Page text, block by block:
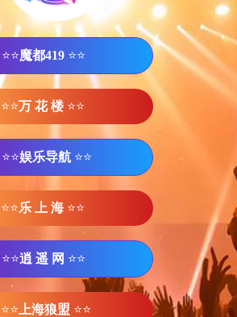
⭐⭐魔都419 ⭐⭐
⭐⭐万 花 楼 ⭐⭐
⭐⭐娱乐导航 ⭐⭐
⭐⭐乐 上 海 ⭐⭐
⭐⭐逍 遥 网 ⭐⭐
⭐⭐ 上海狼盟 ⭐⭐